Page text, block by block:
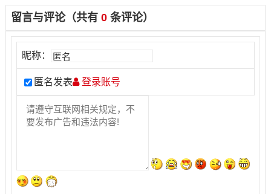
留言与评论（共有 0条评论）
昵称：
匿名发表 登录账号